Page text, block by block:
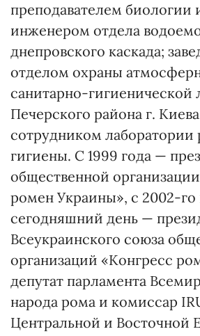
преподавателем биологии
инженером отдела
днепровского каскада;
отделом охраны
санитарно-гигиенической
Печерского района г.
сотрудником лаборатории
гигиены. С 1999 года —
общественной
ромен Украины», с 2002-го
сегодняшний день —
Всеукраинского союза
организаций «Конгресс
депутат парламента
народа рома и комиссар
Центральной и Восточной